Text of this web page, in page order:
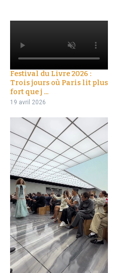
Festival du Livre 2026 :
Trois jours où Paris lit plus
fort que j ...
19 avril 2026